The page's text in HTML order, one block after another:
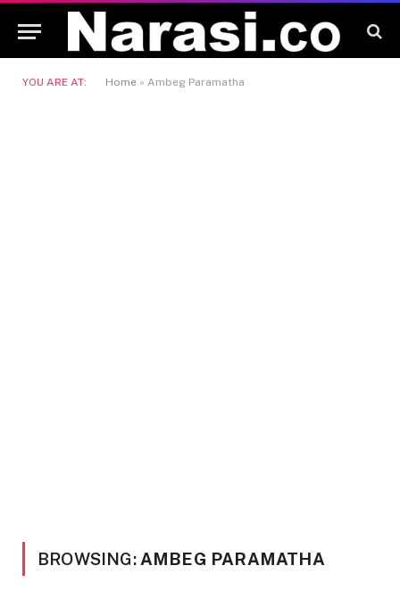
YOU ARE AT: Home » Ambeg Paramatha
BROWSING: AMBEG PARAMATHA